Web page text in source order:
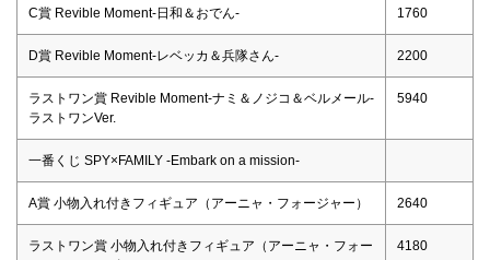
C賞 Revible Moment-日和＆おでん- 1760
D賞 Revible Moment-レベッカ＆兵隊さん- 2200
ラストワン賞 Revible Moment-ナミ＆ノジコ＆ベルメール-
ラストワンVer.
5940
一番くじ SPY×FAMILY -Embark on a mission-
A賞 ⼩物入れ付きフィギュア（アーニャ・フォージャー） 2640
ラストワン賞 ⼩物入れ付きフィギュア（アーニャ・フォー
4180